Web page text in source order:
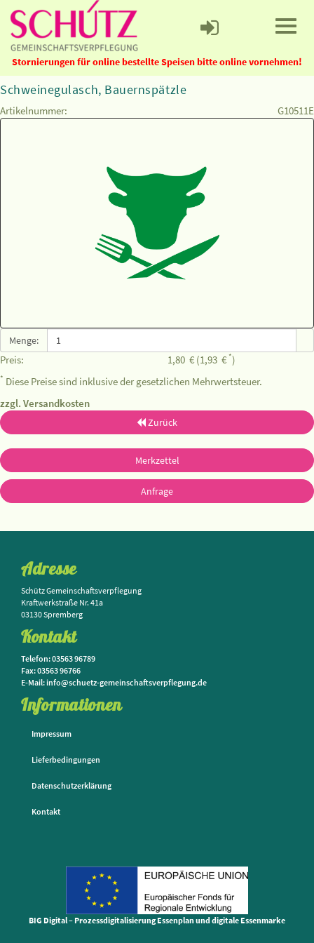
Stornierungen für online bestellte Speisen bitte online vornehmen!
Schweinegulasch, Bauernspätzle
Artikelnummer: G10511E
Menge:
Preis: 1,80 € (1,93 € *)
* Diese Preise sind inklusive der gesetzlichen Mehrwertsteuer.
zzgl. Versandkosten
Zurück
Merkzettel
Anfrage
Adresse
Schütz Gemeinschaftsverpflegung
Kraftwerkstraße Nr. 41a
03130 Spremberg
Kontakt
Telefon: 03563 96789
Fax: 03563 96766
E-Mail: info@schuetz-gemeinschaftsverpflegung.de
Informationen
Impressum
Lieferbedingungen
Datenschutzerklärung
Kontakt
BIG Digital – Prozessdigitalisierung Essenplan und digitale Essenmarke